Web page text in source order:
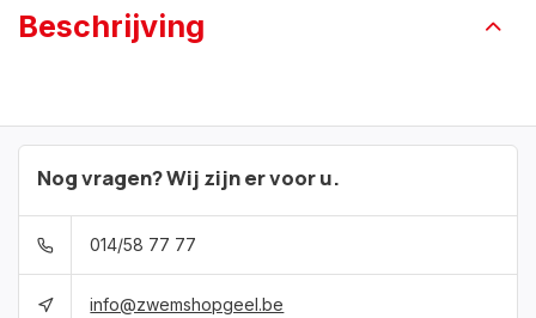
Beschrijving
Nog vragen? Wij zijn er voor u.
014/58 77 77
info@zwemshopgeel.be